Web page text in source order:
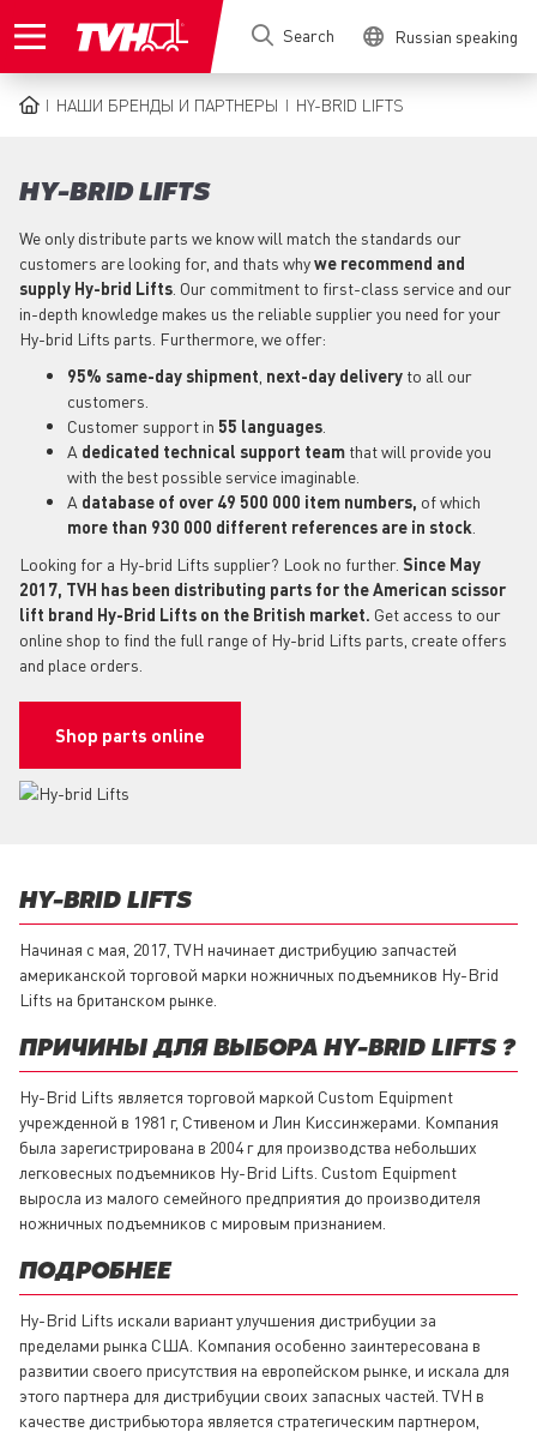
to
Search Russian speaking
НАШИ БРЕНДЫ И ПАРТНЕРЫ HY-BRID LIFTS
HY-BRID LIFTS
We only distribute parts we know will match the standards our
customers are looking for, and thats whywe recommend and
supply Hy-brid Lifts . Our commitment to first-class service and our
in-depth knowledge makes us the reliable supplier you need for your
Hy-brid Lifts parts. Furthermore, we offer:
95% same-day shipment next-day delivery to all our
customers.
Customer support in 55 languages
A dedicated technical support team that will provide you
with the best possible service imaginable.
A database of over 49 500 000 item numbers, of which
more than 930 000 different references are in stock
Looking for a Hy-brid Lifts supplier? Look no further. Since May
2017, TVH has been distributing parts for the American scissor
lift brand Hy-Brid Lifts on the British market. Get access to our
online shop to find the full range of Hy-brid Lifts parts, create offers
and place orders.
Shop parts online
HY-BRID LIFTS
Начиная с мая, 2017, TVH начинает дистрибуцию запчастей
американской торговой марки ножничных подъемников Hy-Brid
Lifts на британском рынке.
ПРИЧИНЫ ДЛЯ ВЫБОРА HY-BRID LIFTS ?
Hy-Brid Lifts является торговой маркой Custom Equipment
учрежденной в 1981 г, Стивеном и Лин Киссинжерами. Компания
была зарегистрирована в 2004 г для производства небольших
легковесных подъемников Hy-Brid Lifts. Custom Equipment
выросла из малого семейного предприятия до производителя
ножничных подъемников с мировым признанием.
ПОДРОБНЕЕ
Hy-Brid Lifts искали вариант улучшения дистрибуции за
пределами рынка США. Компания особенно заинтересована в
развитии своего присутствия на европейском рынке, и искала для
этого партнера для дистрибуции своих запасных частей. TVH в
качестве дистрибьютора является стратегическим партнером,